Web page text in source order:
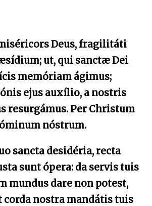
Deus, fragilitáti
ut, qui sanctæ Dei
memóriam ágimus;
ejus auxílio, a nostris
resurgámus. Per Christum
nóstrum.
sancta desidéria, recta
sunt ópera: da servis tuis
mundus dare non potest,
corda nostra mandátis tuis